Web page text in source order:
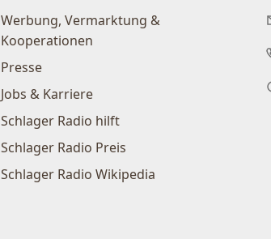
Werbung, Vermarktung &
Kooperationen
Presse
Jobs & Karriere
Schlager Radio hilft
Schlager Radio Preis
Schlager Radio Wikipedia